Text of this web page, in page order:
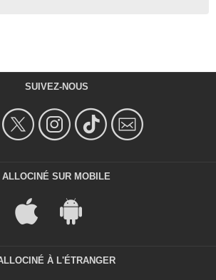
SUIVEZ-NOUS
ALLOCINÉ SUR MOBILE
À L'ÉTRANGER